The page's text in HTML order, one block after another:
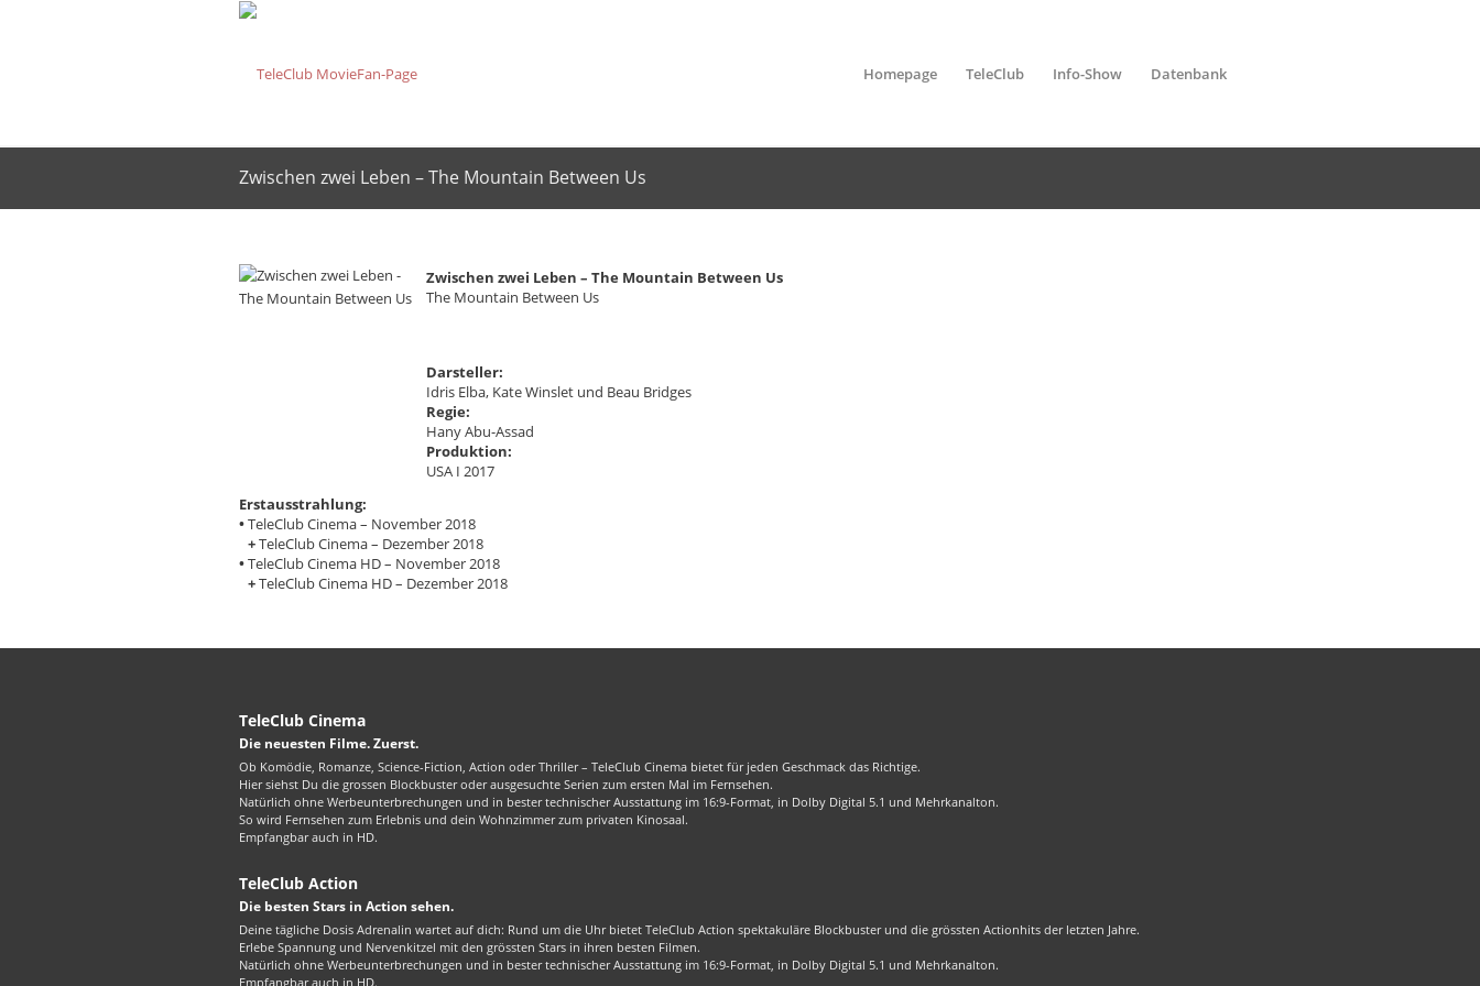
Homepage TeleClub Info-Show Datenbank
Zwischen zwei Leben – The Mountain Between Us
Zwischen zwei Leben – The Mountain Between Us
The Mountain Between Us
Darsteller:
Idris Elba, Kate Winslet und Beau Bridges
Regie:
Hany Abu-Assad
Produktion:
USA I 2017
Erstausstrahlung:
•TeleClub Cinema – November 2018
+TeleClub Cinema – Dezember 2018
•TeleClub Cinema HD – November 2018
+TeleClub Cinema HD – Dezember 2018
TeleClub Cinema
Die neuesten Filme. Zuerst.
Ob Komödie, Romanze, Science-Fiction, Action oder Thriller – TeleClub Cinema bietet für jeden Geschmack das Richtige.
Hier siehst Du die grossen Blockbuster oder ausgesuchte Serien zum ersten Mal im Fernsehen.
Natürlich ohne Werbeunterbrechungen und in bester technischer Ausstattung im 16:9-Format, in Dolby Digital 5.1 und Mehrkanalton.
So wird Fernsehen zum Erlebnis und dein Wohnzimmer zum privaten Kinosaal.
Empfangbar auch in HD.
TeleClub Action
Die besten Stars in Action sehen.
Deine tägliche Dosis Adrenalin wartet auf dich: Rund um die Uhr bietet TeleClub Action spektakuläre Blockbuster und die grössten Actionhits der letzten Jahre.
Erlebe Spannung und Nervenkitzel mit den grössten Stars in ihren besten Filmen.
Natürlich ohne Werbeunterbrechungen und in bester technischer Ausstattung im 16:9-Format, in Dolby Digital 5.1 und Mehrkanalton.
Empfangbar auch in HD.